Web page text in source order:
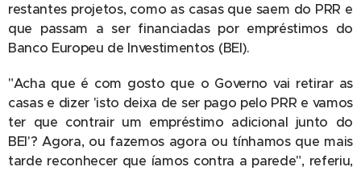
restantes projetos, como as casas que saem do PRR e
que passam a ser financiadas por empréstimos do
Banco Europeu de Investimentos (BEI).
"Acha que é com gosto que o Governo vai retirar as
casas e dizer 'isto deixa de ser pago pelo PRR e vamos
ter que contrair um empréstimo adicional junto do
BEI'? Agora, ou fazemos agora ou tínhamos que mais
tarde reconhecer que íamos contra a parede", referiu,